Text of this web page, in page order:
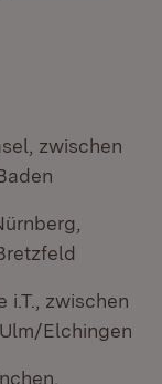
zwischen
i.T., zwischen
Elchingen